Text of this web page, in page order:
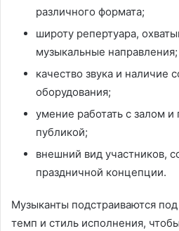
различного формата;
широту репертуара,
музыкальные направления;
качество звука и наличие
оборудования;
умение работать с залом и
публикой;
внешний вид участников,
праздничной концепции.
Музыканты подстраиваются
темп и стиль исполнения,